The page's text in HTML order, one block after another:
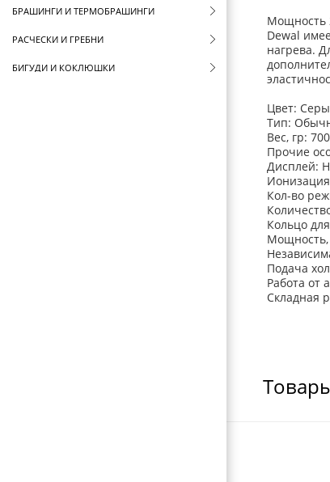
БРАШИНГИ И ТЕРМОБРАШИНГИ
РАСЧЕСКИ И ГРЕБНИ
БИГУДИ И КОКЛЮШКИ
Мощность
Dewal
нагрева.
Цвет:
Тип:
Вес, гр: 700
Прочие
Дисплей:
Кол-во
Кольцо
Мощность,
Подача
Работа от
Складная